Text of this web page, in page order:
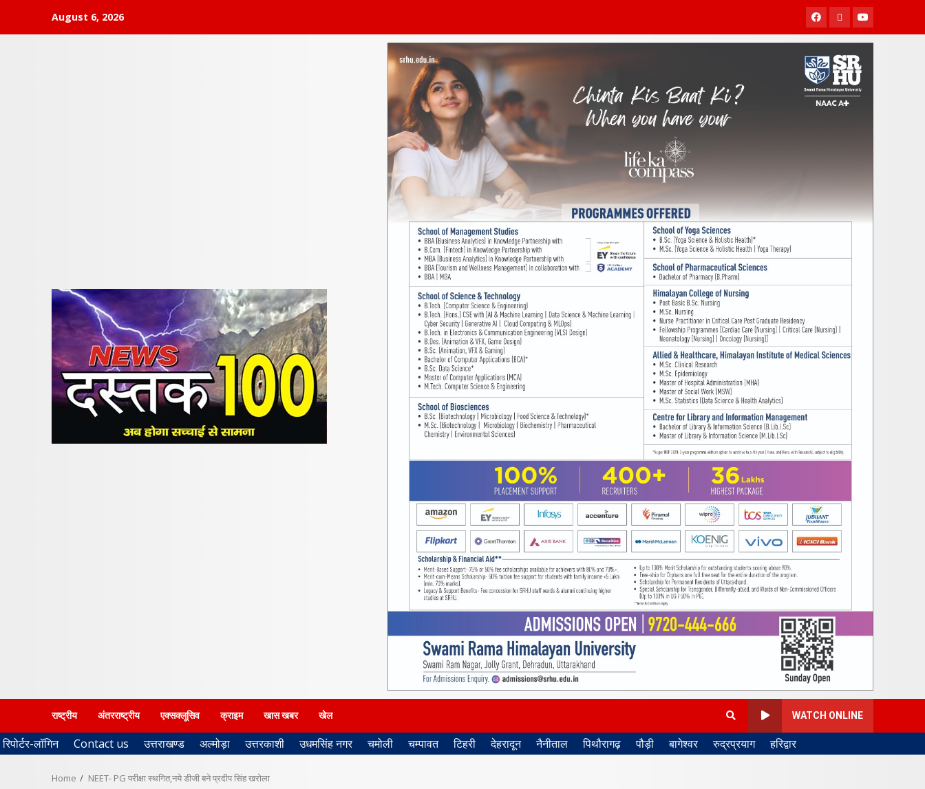
August 6, 2026 Facebook
TwitterYoutube
राष्ट्रीय अंतरराष्ट्रीय एक्सक्लूसिव क्राइम खास खबर खेल WATCH ONLINE
रिपोर्टर-लॉगिन Contact us उत्तराखण्ड अल्मोड़ा उत्तरकाशी उधमसिंह नगर चमोली चम्पावत टिहरी देहरादून नैनीताल पिथौरागढ़ पौड़ी बागेश्वर रुद्रप्रयाग हरिद्वार
Home NEET- PG परीक्षा स्थगित,नये डीजी बने प्रदीप सिंह खरोला